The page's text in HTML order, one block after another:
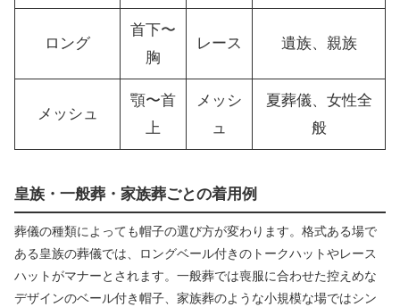
ロング
首下〜
胸
レース 遺族、親族
メッシュ
顎〜首
上
メッシ
ュ
夏葬儀、女性全
般
皇族・一般葬・家族葬ごとの着用例
葬儀の種類によっても帽子の選び方が変わります。格式ある場で
ある皇族の葬儀では、ロングベール付きのトークハットやレース
ハットがマナーとされます。一般葬では喪服に合わせた控えめな
デザインのベール付き帽子、家族葬のような小規模な場ではシン